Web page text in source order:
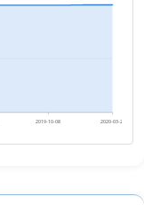
2019-10-08 2020-03-29